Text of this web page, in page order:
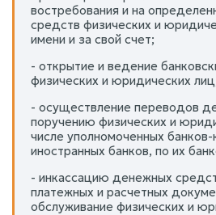
востребования и на
средств физических и
имени и за свой счет;
- открытие и ведение
физических и юридических
- осуществление переводов
поручению физических и
числе уполномоченных
иностранных банков, по их
- инкассацию денежных
платежных и расчетных
обслуживание физических и